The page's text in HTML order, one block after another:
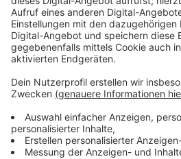
aber leichtes Spiel. Ratz fatz lag
Velener im niedrigen
warnt nochmal: auch Microsoft
unaufgefordert Kontakt zu uns
wird, sollte auf keinen Fall
oder Unbekannten Zugriff auf
Alle Infos zu dieser Masche
hier.